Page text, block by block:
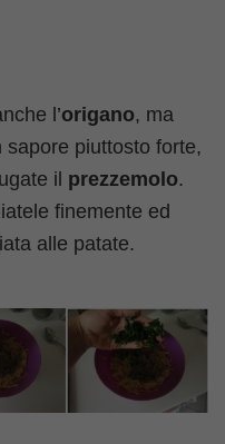
l’origano, ma
piuttosto forte,
il prezzemolo.
finemente ed
alle patate.